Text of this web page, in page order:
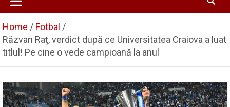
Home
Fotbal
Răzvan Raț, verdict după ce Universitatea Craiova a luat
titlul! Pe cine o vede campioană la anul